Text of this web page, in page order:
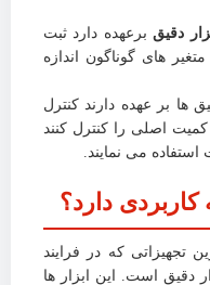
دقیقبرعهده دارد ثبت
های گوناگون اندازه
ها بر عهده دارند کنترل
کمیت اصلی را کنترل کنند
می نمایند.
تجهیزاتی که در فرایند
دقیق است. این ابزار ها